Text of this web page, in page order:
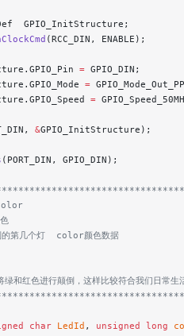
GPIO_InitStructure;
(RCC_DIN, ENABLE);
= GPIO_DIN;
=
=
&GPIO_InitStructure);
(PORT_DIN, GPIO_DIN);
第几个灯  color颜色数据
色进行颠倒，这样比较符合我们日常生
char LedId , unsigned long